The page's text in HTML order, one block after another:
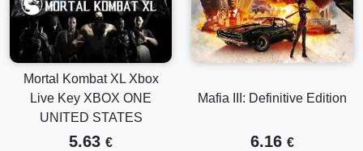
Mortal Kombat XL Xbox
Live Key XBOX ONE
UNITED STATES
5.63 €
Mafia III: Definitive Edition
6.16 €